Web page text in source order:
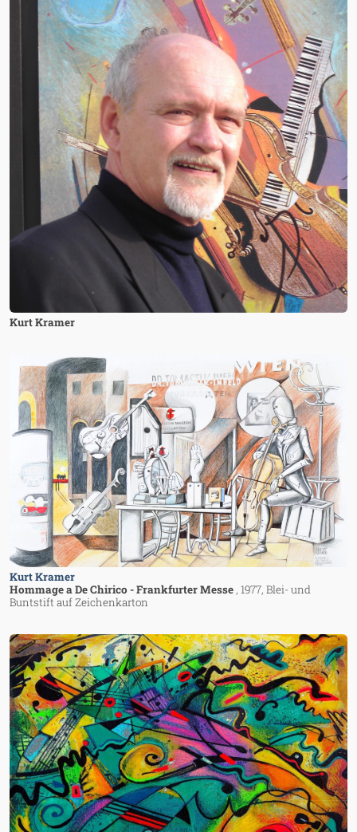
Kurt Kramer
Image
Kurt Kramer
Hommage a De Chirico - Frankfurter Messe , 1977, Blei- und
Buntstift auf Zeichenkarton
Image